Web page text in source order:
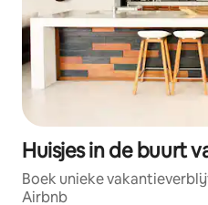
Huisjes in de buurt
Boek unieke
Airbnb